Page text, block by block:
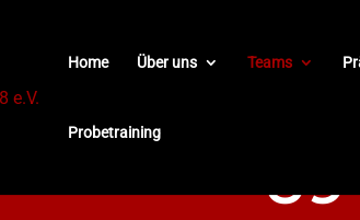
Home Über uns Teams
Probetraining